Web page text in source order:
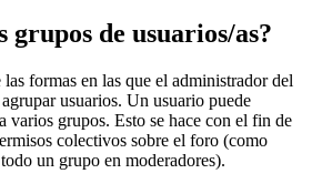
grupos de usuarios/as?
las formas en las que el administrador del
usuarios. Un usuario puede
varios grupos. Esto se hace con el fin de
colectivos sobre el foro (como
un grupo en moderadores).